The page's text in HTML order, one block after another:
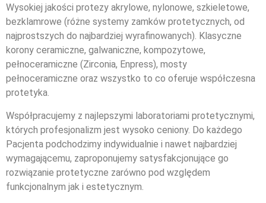
Wysokiej jakości protezy akrylowe, nylonowe, szkieletowe,
bezklamrowe (różne systemy zamków protetycznych, od
najprostszych do najbardziej wyrafinowanych). Klasyczne
korony ceramiczne, galwaniczne, kompozytowe,
pełnoceramiczne (Zirconia, Enpress), mosty
pełnoceramiczne oraz wszystko to co oferuje współczesna
protetyka.
Współpracujemy z najlepszymi laboratoriami protetycznymi,
których profesjonalizm jest wysoko ceniony. Do każdego
Pacjenta podchodzimy indywidualnie i nawet najbardziej
wymagającemu, zaproponujemy satysfakcjonujące go
rozwiązanie protetyczne zarówno pod względem
funkcjonalnym jak i estetycznym.